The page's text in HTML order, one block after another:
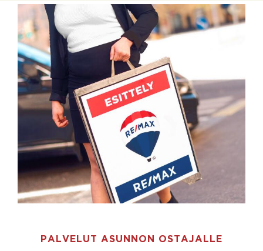
PALVELUT ASUNNON OSTAJALLE